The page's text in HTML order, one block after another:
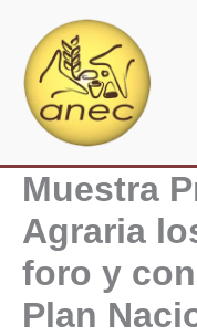
contenido
Muestra
Agraria
foro y
Plan